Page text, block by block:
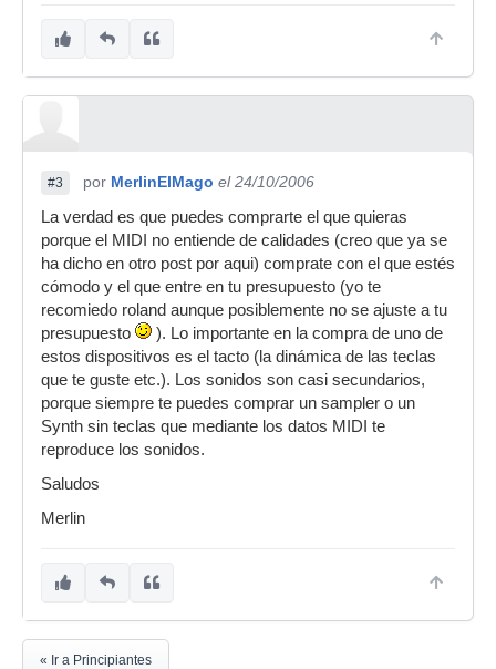
#3 por MerlinElMago el 24/10/2006
La verdad es que puedes comprarte el que quieras
porque el MIDI no entiende de calidades (creo que ya se
ha dicho en otro post por aqui) comprate con el que estés
cómodo y el que entre en tu presupuesto (yo te
recomiedo roland aunque posiblemente no se ajuste a tu
presupuesto
). Lo importante en la compra de uno de
estos dispositivos es el tacto (la dinámica de las teclas
que te guste etc.). Los sonidos son casi secundarios,
porque siempre te puedes comprar un sampler o un
Synth sin teclas que mediante los datos MIDI te
reproduce los sonidos.
Saludos
Merlin
« Ir a Principiantes